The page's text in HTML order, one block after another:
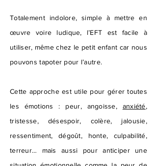
Totalement indolore, simple à mettre en
œuvre voire ludique, l’EFT est facile à
utiliser, même chez le petit enfant car nous
pouvons tapoter pour l’autre.
Cette approche est utile pour gérer toutes
les émotions : peur, angoisse, anxiété,
tristesse, désespoir, colère, jalousie,
ressentiment, dégoût, honte, culpabilité,
terreur… mais aussi pour anticiper une